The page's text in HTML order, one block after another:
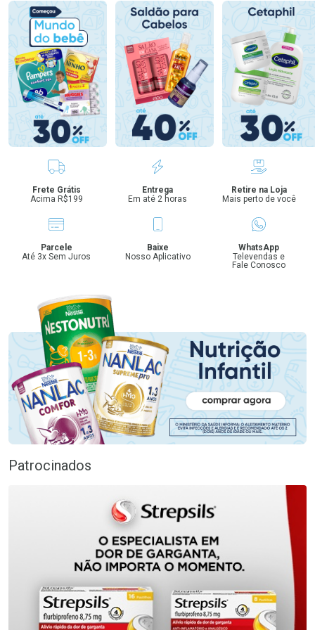
Benefícios
Frete Grátis
Acima R$199
Entrega
Em até 2 horas
Retire na Loja
Mais perto de você
Parcele
Até 3x Sem Juros
Baixe
Nosso Aplicativo
WhatsApp
Televendas e
Fale Conosco
Patrocinados